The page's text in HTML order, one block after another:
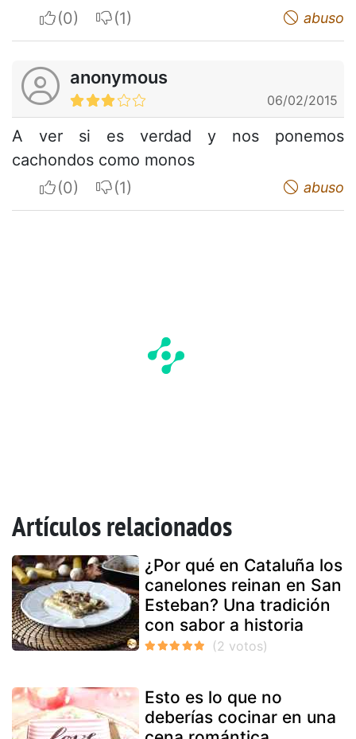
I apreciateI do not appreciate abuso
anonymous
06/02/2015
A ver si es verdad y nos ponemos
cachondos como monos
I apreciateI do not appreciate abuso
Artículos relacionados
¿Por qué en Cataluña los
canelones reinan en San
Esteban? Una tradición
con sabor a historia
Esto es lo que no
deberías cocinar en una